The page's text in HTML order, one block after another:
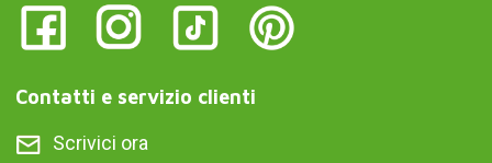
Contatti e servizio clienti
Scrivici ora